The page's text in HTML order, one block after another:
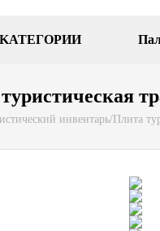
инвентарь/Плита